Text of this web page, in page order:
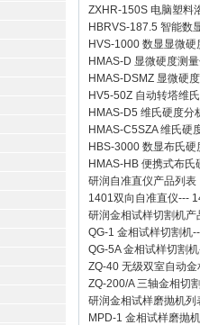
ZXHR-150S 电脑塑料
HBRVS-187.5 智能数
HVS-1000 数显显微硬
HMAS-D 显微硬度测
HMAS-DSMZ 显微硬
HV5-50Z 自动转塔维
HMAS-D5 维氏硬度分
HMAS-C5SZA 维氏硬
HBS-3000 数显布氏硬
HMAS-HB 便携式布氏
研润自准直仪产品列表
1401双向自准直仪---
研润金相试样切割机产
QG-1 金相试样切割机
QG-5A 金相试样切割机
ZQ-40 无级双室自动金
ZQ-200/A 三轴金相切
研润金相试样磨抛机列
MPD-1 金相试样磨抛机